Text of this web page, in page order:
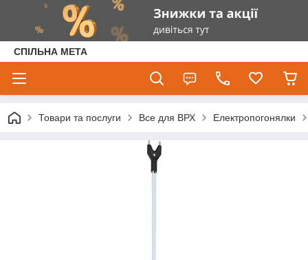
СПІЛЬНА МЕТА
Товари та послуги Все для ВРХ Електропогонялки